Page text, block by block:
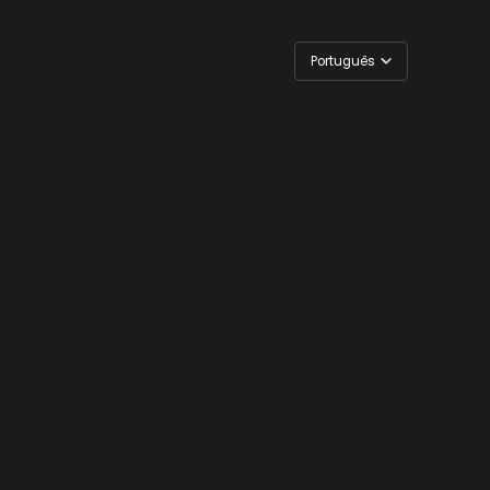
Português